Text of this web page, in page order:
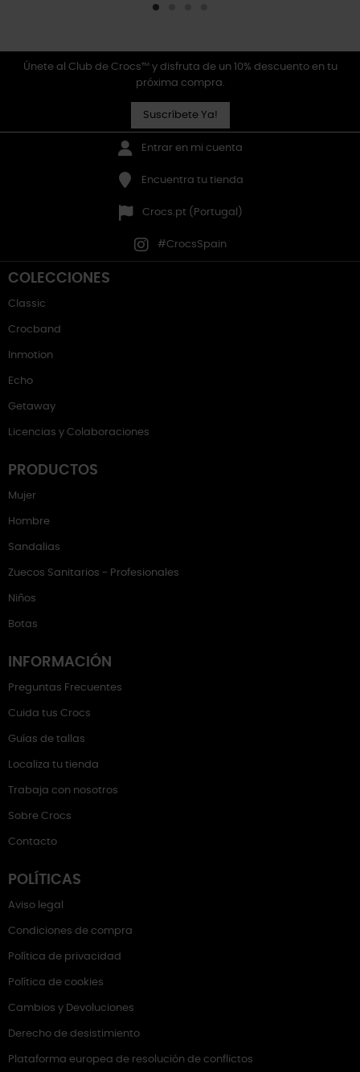
Únete al Club de Crocs™ y disfruta de un 10% descuento en tu
próxima compra.
Suscríbete Ya!
Entrar en mi cuenta
Encuentra tu tienda
Crocs.pt (Portugal)
#CrocsSpain
COLECCIONES
Classic
Crocband
Inmotion
Echo
Getaway
Licencias y Colaboraciones
PRODUCTOS
Mujer
Hombre
Sandalias
Zuecos Sanitarios - Profesionales
Niños
Botas
INFORMACIÓN
Preguntas Frecuentes
Cuida tus Crocs
Guías de tallas
Localiza tu tienda
Trabaja con nosotros
Sobre Crocs
Contacto
POLÍTICAS
Aviso legal
Condiciones de compra
Política de privacidad
Política de cookies
Cambios y Devoluciones
Derecho de desistimiento
Plataforma europea de resolución de conflictos